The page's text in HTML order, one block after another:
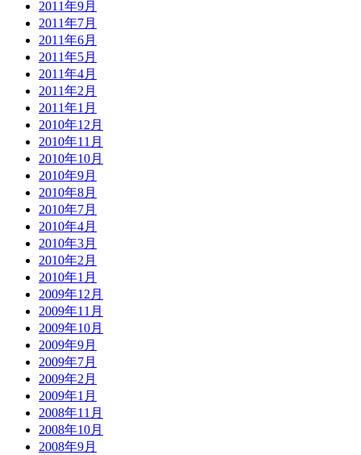
2011年9月
2011年7月
2011年6月
2011年5月
2011年4月
2011年2月
2011年1月
2010年12月
2010年11月
2010年10月
2010年9月
2010年8月
2010年7月
2010年4月
2010年3月
2010年2月
2010年1月
2009年12月
2009年11月
2009年10月
2009年9月
2009年7月
2009年2月
2009年1月
2008年11月
2008年10月
2008年9月